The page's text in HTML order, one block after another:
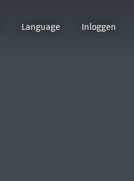
Language Inloggen